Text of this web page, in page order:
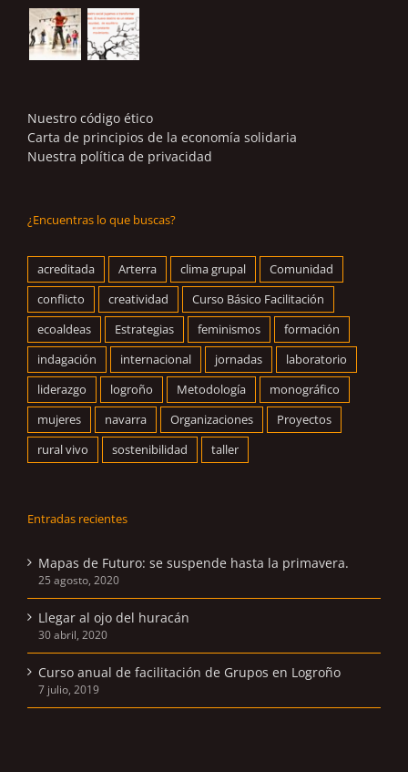
Nuestro código ético
Carta de principios de la economía solidaria
Nuestra política de privacidad
¿Encuentras lo que buscas?
acreditada Arterra clima grupal
Comunidad
conflicto
creatividad
Curso Básico Facilitación
ecoaldeas
Estrategias feminismos
formación
indagación
internacional jornadas
laboratorio
liderazgo
logroño Metodología
monográfico
mujeres
navarra Organizaciones
Proyectos
rural vivo
sostenibilidad taller
Entradas recientes
Mapas de Futuro: se suspende hasta la primavera.
25 agosto, 2020
Llegar al ojo del huracán
30 abril, 2020
Curso anual de facilitación de Grupos en Logroño
7 julio, 2019